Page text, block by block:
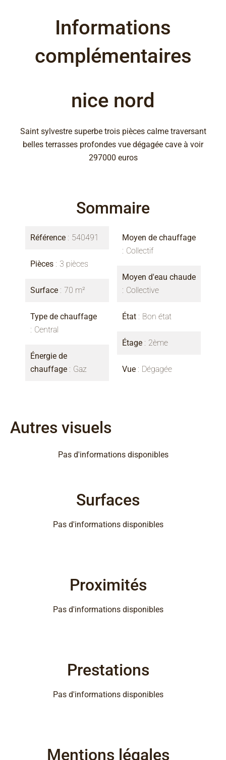
Informations
complémentaires
nice nord
Saint sylvestre superbe trois pièces calme traversant
belles terrasses profondes vue dégagée cave à voir
297000 euros
Sommaire
Référence 540491
Pièces 3 pièces
Surface 70 m²
Type de chauffage
Central
Énergie de
chauffage
Gaz
Moyen de chauffage
Collectif
Moyen d'eau chaude
Collective
État Bon état
Étage 2ème
Vue Dégagée
Autres visuels
Pas d'informations disponibles
Surfaces
Pas d'informations disponibles
Proximités
Pas d'informations disponibles
Prestations
Pas d'informations disponibles
Mentions légales